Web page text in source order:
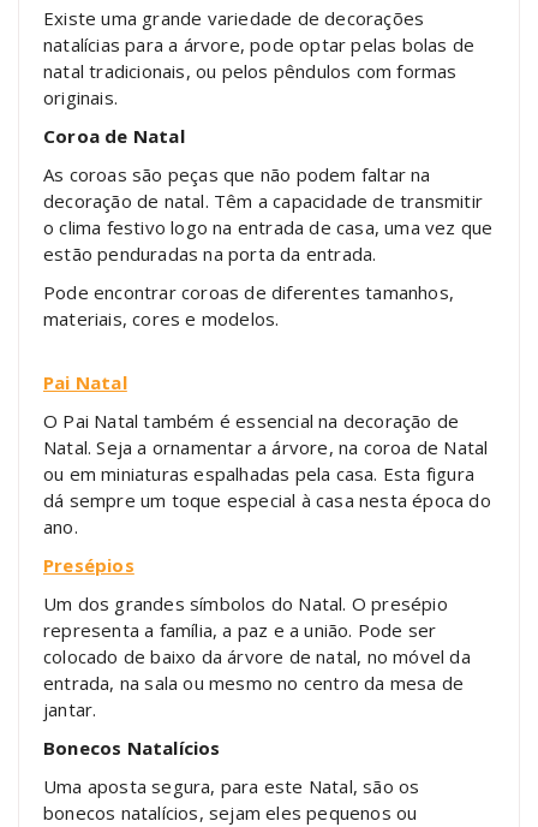
Existe uma grande variedade de decorações
natalícias para a árvore, pode optar pelas bolas de
natal tradicionais, ou pelos pêndulos com formas
originais.
Coroa de Natal
As coroas são peças que não podem faltar na
decoração de natal. Têm a capacidade de transmitir
o clima festivo logo na entrada de casa, uma vez que
estão penduradas na porta da entrada.
Pode encontrar coroas de diferentes tamanhos,
materiais, cores e modelos.
Pai Natal
O Pai Natal também é essencial na decoração de
Natal. Seja a ornamentar a árvore, na coroa de Natal
ou em miniaturas espalhadas pela casa. Esta figura
dá sempre um toque especial à casa nesta época do
ano.
Presépios
Um dos grandes símbolos do Natal. O presépio
representa a família, a paz e a união. Pode ser
colocado de baixo da árvore de natal, no móvel da
entrada, na sala ou mesmo no centro da mesa de
jantar.
Bonecos Natalícios
Uma aposta segura, para este Natal, são os
bonecos natalícios, sejam eles pequenos ou